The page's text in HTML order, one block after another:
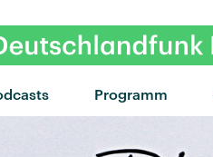
Programm